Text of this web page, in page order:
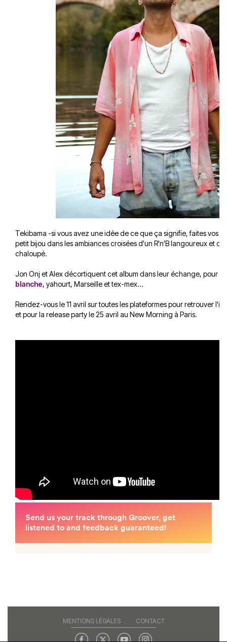
Tekibama -si vous avez une idée de ce que ça signifie, faites vos
petit bijou dans les ambiances croisées d'un R'n'B langoureux et
chaloupé.
Jon Onj et Alex décortiquent cet album dans leur échange, pour
blanche, yahourt, Marseille et tex-mex...
Rendez-vous le 11 avril sur toutes les plateformes pour retrouver
et pour la release party le 25 avril au New Morning à Paris.
MENTIONS LÉGALES CONTACT